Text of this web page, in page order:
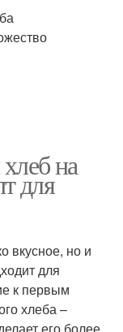
на
для
вкусное, но и
для
к первым
хлеба –